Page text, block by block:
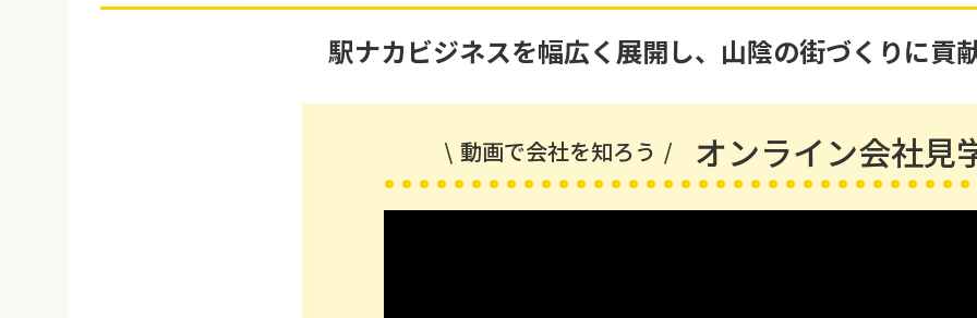
駅ナカビジネスを幅広く展開し、山陰の街づくりに貢
動画で会社を知ろう オンライン会社